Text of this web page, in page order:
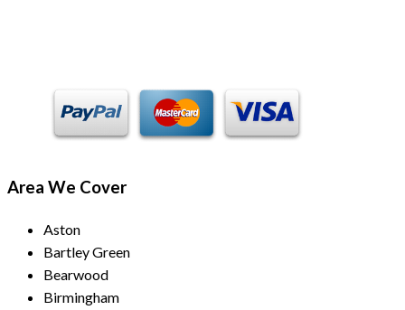
Area We Cover
Aston
Bartley Green
Bearwood
Birmingham